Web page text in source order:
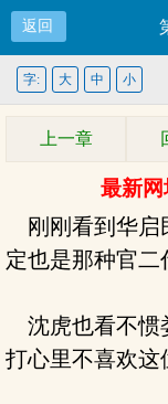
返回
字: 大 中 小
上一章
最新
刚刚看到华启
定也是那种官二
沈虎也看不惯
打心里不喜欢这